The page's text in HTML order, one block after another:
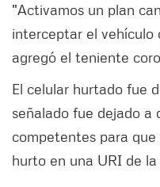
"Activamos un plan
interceptar el vehículo
agregó el teniente
El celular hurtado fue
señalado fue dejado a
competentes para
hurto en una URI de